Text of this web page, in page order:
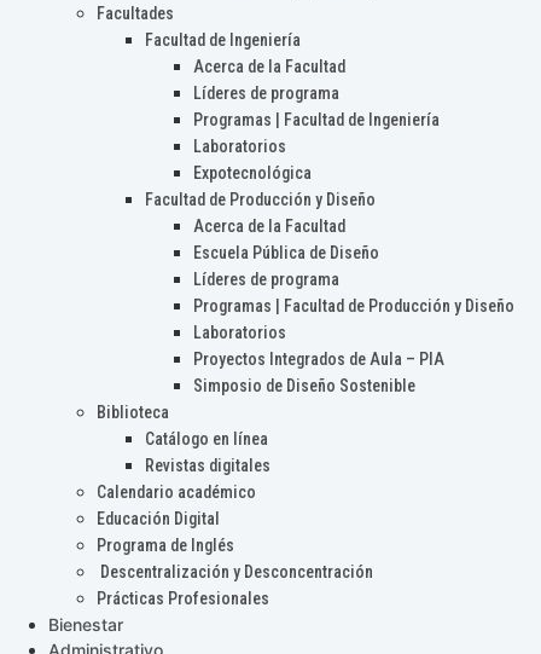
Facultades
Facultad de Ingeniería
Acerca de la Facultad
Líderes de programa
Programas | Facultad de Ingeniería
Laboratorios
Expotecnológica
Facultad de Producción y Diseño
Acerca de la Facultad
Escuela Pública de Diseño
Líderes de programa
Programas | Facultad de Producción y Diseño
Laboratorios
Proyectos Integrados de Aula – PIA
Simposio de Diseño Sostenible
Biblioteca
Catálogo en línea
Revistas digitales
Calendario académico
Educación Digital
Programa de Inglés
Descentralización y Desconcentración
Prácticas Profesionales
Bienestar